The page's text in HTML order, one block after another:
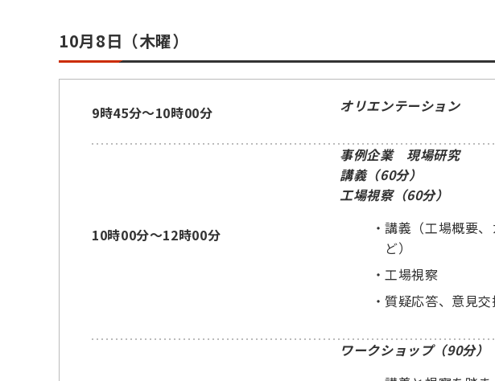
10月8日（木曜）
9時45分～10時00分 オリエンテーション
10時00分～12時00分
事例企業 現場研究​
講義（60分）
工場視察（60分）
講義（工場概要
ど）
工場視察
質疑応答、意見交
ワークショップ（90分）